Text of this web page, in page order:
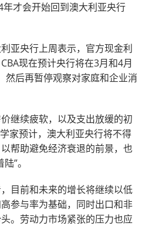
才会开始回到澳大利亚央行
亚央行上周表示，官方现金利
现在预计央行将在3月和4月
然后再暂停观察对家庭和企业消
继续疲软，以及支出放缓的初
家预计，澳大利亚央行将不得
帮助避免经济衰退的前景，也
”。
目前和未来的增长将继续以低
参与率为基础，同时出口和非
。劳动力市场紧张的压力也应